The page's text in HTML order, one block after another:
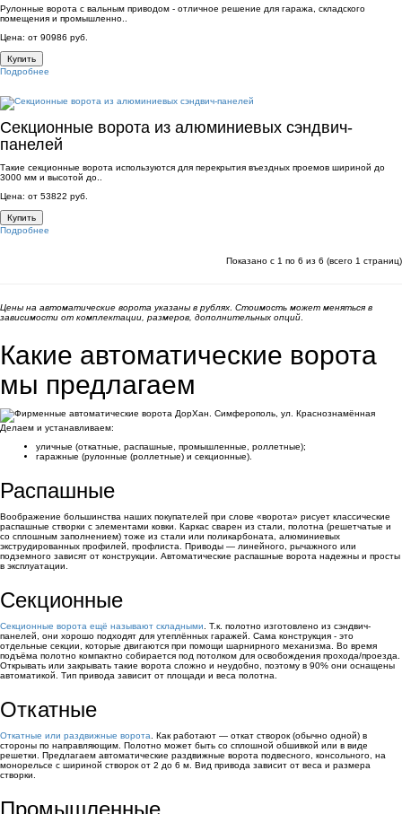
Рулонные ворота с вальным приводом - отличное решение для гаража, складского
помещения и промышленно..
Цена: от 90986 руб.
Купить
Подробнее
Секционные ворота из алюминиевых сэндвич-
панелей
Такие секционные ворота используются для перекрытия въездных проемов шириной до
3000 мм и высотой до..
Цена: от 53822 руб.
Купить
Подробнее
Показано с 1 по 6 из 6 (всего 1 страниц)
Цены на автоматические ворота указаны в рублях Стоимость может меняться в
зависимости от комплектации, размеров, дополнительных опций
Какие автоматические ворота
мы предлагаем
Делаем и устанавливаем:
уличные (откатные, распашные, промышленные, роллетные);
гаражные (рулонные (роллетные) и секционные).
Распашные
Воображение большинства наших покупателей при слове «ворота» рисует классические
распашные створки с элементами ковки. Каркас сварен из стали, полотна (решетчатые и
со сплошным заполнением) тоже из стали или поликарбоната, алюминиевых
экструдированных профилей, профлиста. Приводы — линейного, рычажного или
подземного зависят от конструкции. Автоматические распашные ворота надежны и просты
в эксплуатации.
Секционные
Секционные ворота ещё называют складными . Т.к. полотно изготовлено из сэндвич-
панелей, они хорошо подходят для утеплённых гаражей. Сама конструкция - это
отдельные секции, которые двигаются при помощи шарнирного механизма. Во время
подъёма полотно компактно собирается под потолком для освобождения прохода/проезда.
Открывать или закрывать такие ворота сложно и неудобно, поэтому в 90% они оснащены
автоматикой. Тип привода зависит от площади и веса полотна.
Откатные
Откатные или раздвижные ворота . Как работают — откат створок (обычно одной) в
стороны по направляющим. Полотно может быть со сплошной обшивкой или в виде
решетки. Предлагаем автоматические раздвижные ворота подвесного, консольного, на
монорельсе с шириной створок от 2 до 6 м. Вид привода зависит от веса и размера
створки.
Промышленные